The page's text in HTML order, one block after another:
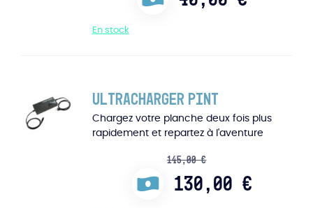
En stock
Ultracharger Pint
Chargez votre planche deux fois plus
rapidement et repartez à l'aventure
145,00€
130,00 €